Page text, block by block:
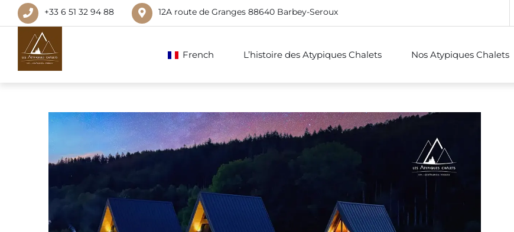
+33 6 51 32 94 88 12A route de Granges 88640 Barbey-Seroux
French L’histoire des Atypiques Chalets Nos Atypiques Chalets